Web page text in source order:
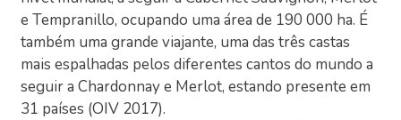
e Tempranillo, ocupando uma área de 190 000 ha. É
também uma grande viajante, uma das três castas
mais espalhadas pelos diferentes cantos do mundo a
seguir a Chardonnay e Merlot, estando presente em
31 países (OIV 2017).